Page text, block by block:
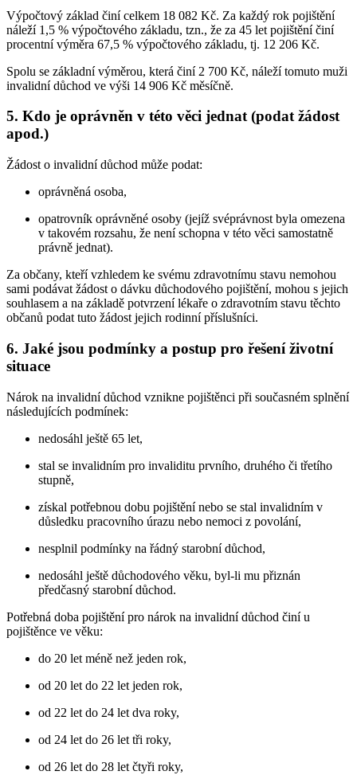
Výpočtový základ činí celkem 18 082 Kč. Za každý rok pojištění
náleží 1,5 % výpočtového základu, tzn., že za 45 let pojištění činí
procentní výměra 67,5 % výpočtového základu, tj. 12 206 Kč.
Spolu se základní výměrou, která činí 2 700 Kč, náleží tomuto muži
invalidní důchod ve výši 14 906 Kč měsíčně.
5. Kdo je oprávněn v této věci jednat (podat žádost
apod.)
Žádost o invalidní důchod může podat:
oprávněná osoba,
opatrovník oprávněné osoby (jejíž svéprávnost byla omezena
v takovém rozsahu, že není schopna v této věci samostatně
právně jednat).
Za občany, kteří vzhledem ke svému zdravotnímu stavu nemohou
sami podávat žádost o dávku důchodového pojištění, mohou s jejich
souhlasem a na základě potvrzení lékaře o zdravotním stavu těchto
občanů podat tuto žádost jejich rodinní příslušníci.
6. Jaké jsou podmínky a postup pro řešení životní
situace
Nárok na invalidní důchod vznikne pojištěnci při současném splnění
následujících podmínek:
nedosáhl ještě 65 let,
stal se invalidním pro invaliditu prvního, druhého či třetího
stupně,
získal potřebnou dobu pojištění nebo se stal invalidním v
důsledku pracovního úrazu nebo nemoci z povolání,
nesplnil podmínky na řádný starobní důchod,
nedosáhl ještě důchodového věku, byl-li mu přiznán
předčasný starobní důchod.
Potřebná doba pojištění pro nárok na invalidní důchod činí u
pojištěnce ve věku:
do 20 let méně než jeden rok,
od 20 let do 22 let jeden rok,
od 22 let do 24 let dva roky,
od 24 let do 26 let tři roky,
od 26 let do 28 let čtyři roky,